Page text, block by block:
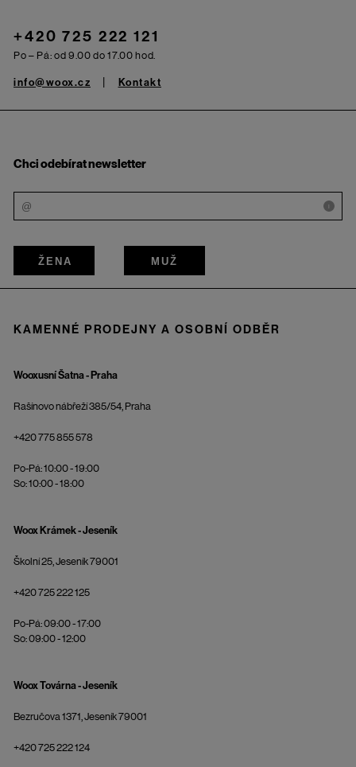
+420 725 222 121
Po – Pá: od 9.00 do 17.00 hod.
info@woox.cz Kontakt
Chci odebírat newsletter
i
ŽENA MUŽ
KAMENNÉ PRODEJNY A OSOBNÍ ODBĚR
Wooxusní Šatna - Praha
Rašínovo nábřeží 385/54, Praha
+420 775 855 578
Po-Pá: 10:00 - 19:00
So: 10:00 - 18:00
Woox Krámek - Jeseník
Školní 25, Jeseník 79001
+420 725 222 125
Po-Pá: 09:00 - 17:00
So: 09:00 - 12:00
Woox Továrna - Jeseník
Bezručova 1371, Jeseník 79001
+420 725 222 124